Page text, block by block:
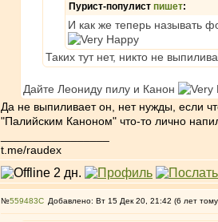
Пурист-популист пишет:
И как же теперь называть
Таких тут нет, никто не
Дайте Леониду пилу и Канон
Да не выпиливает он, нет нужды, если
"Палийским Каноном" что-то лично
t.me/raudex
№559483 Добавлено: Вт 15 Дек 20, 21:42 (6 лет